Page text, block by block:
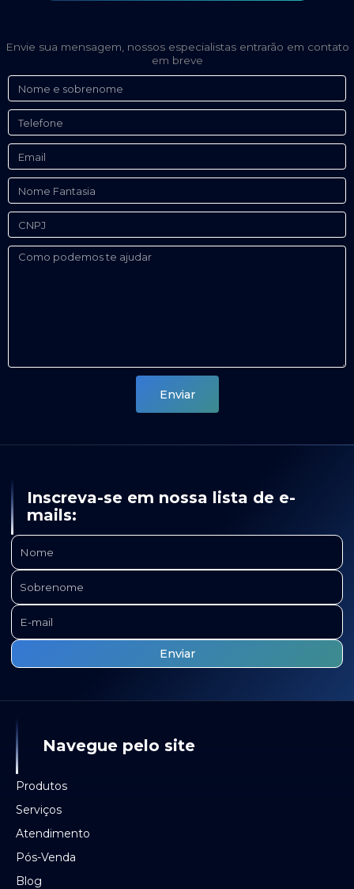
Envie sua mensagem, nossos especialistas entrarão em contato
em breve
Nome
Telefone
Email
Nome
Fantasia
CNPJ
Como
Enviar
Inscreva-se em nossa lista de e-
mails:
Navegue pelo site
Produtos
Serviços
Atendimento
Pós-Venda
Blog